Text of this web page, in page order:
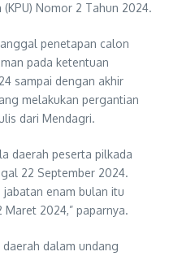
Nomor 2 Tahun 2024.
penetapan calon
pada ketentuan
sampai dengan akhir
melakukan pergantian
dari Mendagri.
daerah peserta pilkada
22 September 2024.
enam bulan itu
2024,” paparnya.
dalam undang